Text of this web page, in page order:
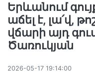
Երևանում
աճել է, լա՛վ,
վճարի այդ
Ծառուկյան
2026-05-17 19:14:00